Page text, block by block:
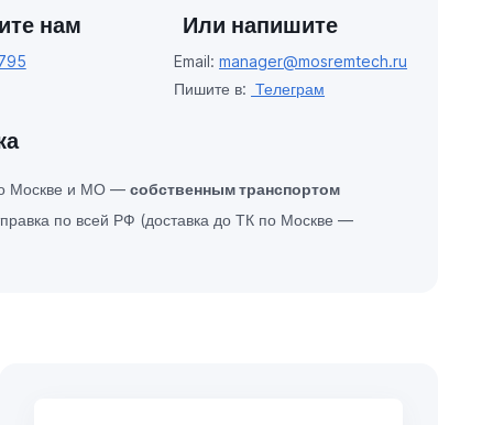
нам Или напишите
Email:manager@mosremtech.ru
Пишите в: Телеграм
Москве и МО — собственным транспортом
по всей РФ (доставка до ТК по Москве —